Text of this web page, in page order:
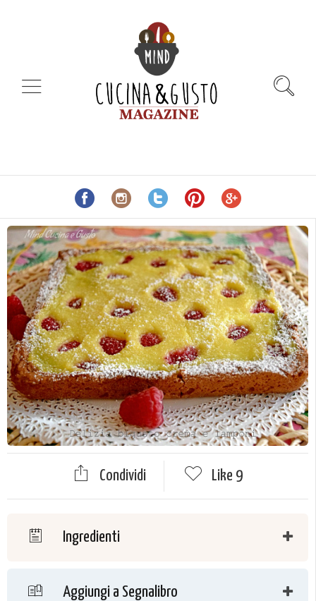
Condividi Like 9
Ingredienti
Aggiungi a Segnalibro